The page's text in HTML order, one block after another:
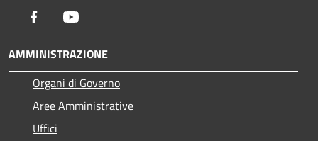
Facebook
AMMINISTRAZIONE
Organi di Governo
Aree Amministrative
Uffici